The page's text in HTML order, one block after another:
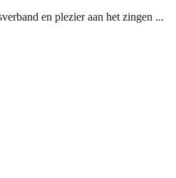
en plezier aan het zingen ...